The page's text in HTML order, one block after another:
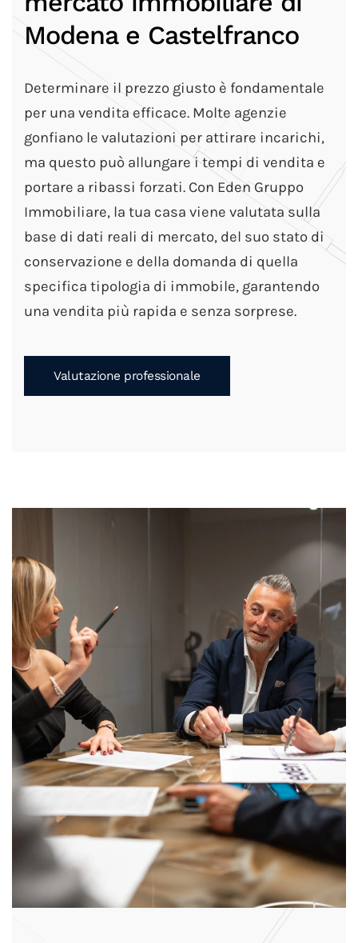
Modena e Castelfranco
Determinare il prezzo giusto è fondamentale
per una vendita efficace. Molte agenzie
gonfiano le valutazioni per attirare incarichi,
ma questo può allungare i tempi di vendita e
portare a ribassi forzati. Con Eden Gruppo
Immobiliare, la tua casa viene valutata sulla
base di dati reali di mercato, del suo stato di
conservazione e della domanda di quella
specifica tipologia di immobile, garantendo
una vendita più rapida e senza sorprese.
Valutazione professionale